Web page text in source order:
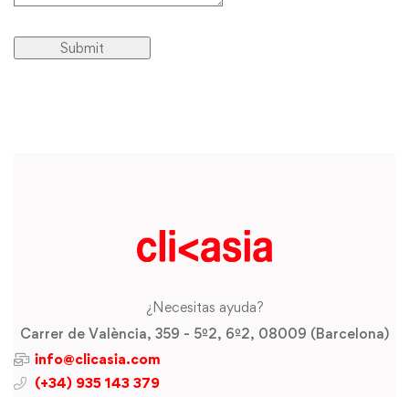
¿Necesitas ayuda?
Carrer de València, 359 - 5º2, 6º2, 08009 (Barcelona)
info@clicasia.com
(+34) 935 143 379